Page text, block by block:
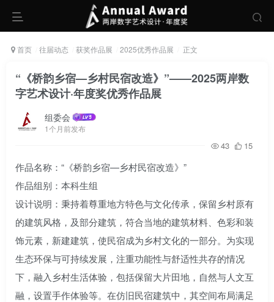
首页 往届动态 获奖作品展 2025优秀作品展 正文
“《桥韵乡宿—乡村民宿改造》”——2025两岸数
字艺术设计·年度奖优秀作品展
组委会
1个月前发布
43 15
作品名称：“《桥韵乡宿—乡村民宿改造》”
作品组别：本科生组
设计说明：秉持着尊重地方特色与文化传承，保留乡村原有
的建筑风格，及部分建筑，符合当地的建筑材料、色彩和装
饰元素，新建建筑，使民宿成为乡村文化的一部分。为实现
生态环保与可持续发展，注重功能性与舒适性共存的情况
下，融入乡村生活体验，包括保留大片田地，自然与人文互
融，设置手作体验等。在仿旧民宿建筑中，其空间布局满足